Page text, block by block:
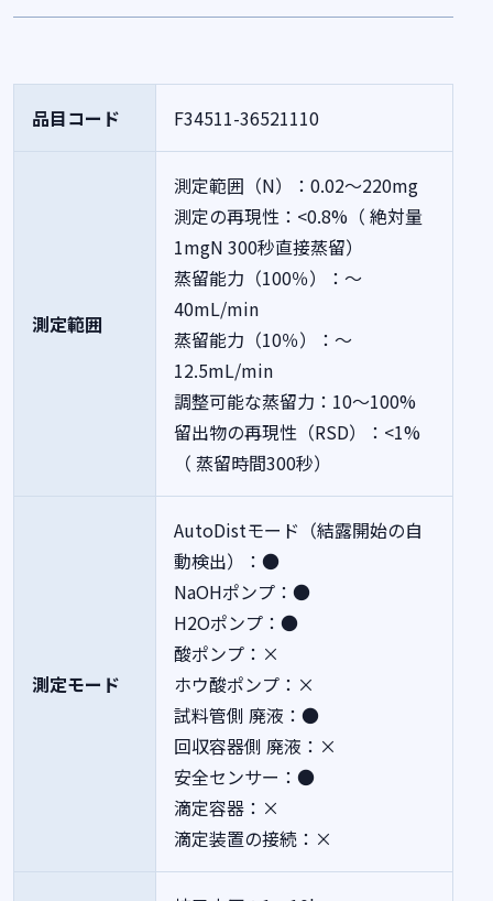
品目コード F34511-36521110
測定範囲
測定範囲（N）：0.02～220mg
測定の再現性：<0.8%（ 絶対量
1mgN 300秒直接蒸留）
蒸留能力（100％）：～
40mL/min
蒸留能力（10％）：～
12.5mL/min
調整可能な蒸留力：10～100%
留出物の再現性（RSD）：<1%
（ 蒸留時間300秒）
測定モード
AutoDistモード（結露開始の自
動検出）：●
NaOHポンプ：●
H2Oポンプ：●
酸ポンプ：×
ホウ酸ポンプ：×
試料管側 廃液：●
回収容器側 廃液：×
安全センサー：●
滴定容器：×
滴定装置の接続：×